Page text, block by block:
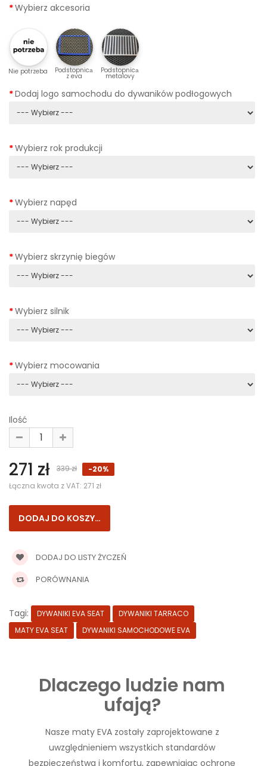
Wybierz akcesoria
Nie potrzeba Podstopnicа
z eva
Podstopnicа
metalovy
Dodaj logo samochodu do dywaników podłogowych
Wybierz rok produkcji
Wybierz napęd
Wybierz skrzynię biegów
Wybierz silnik
Wybierz mocowania
Ilość
271 zł 339 zł
-20%
Łączna kwota z VAT: 271 zł
DODAJ DO LISTY ŻYCZEŃ
PORÓWNANIA
Tagi: DYWANIKI EVA SEAT
DYWANIKI TARRACO
MATY EVA SEAT
DYWANIKI SAMOCHODOWE EVA
Dlaczego ludzie nam
ufają?
Nasze maty EVA zostały zaprojektowane z
uwzględnieniem wszystkich standardów
bezpieczeństwa i komfortu, zapewniając ochronę